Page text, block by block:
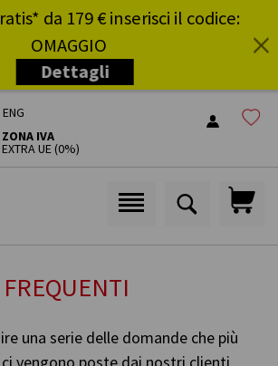
da 179 € inserisci il codice:
OMAGGIO
Dettagli
ENG
ZONA IVA
EXTRA UE (0%)
una serie delle domande che più